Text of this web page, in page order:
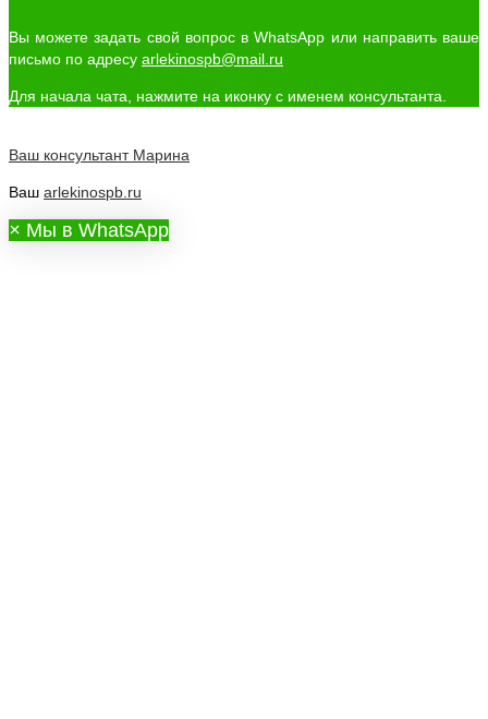
Вы можете задать свой вопрос в WhatsApp или направить ваше
письмо по адресу arlekinospb@mail.ru
Для начала чата, нажмите на иконку с именем консультанта.
Ваш консультант Марина
Ваш arlekinospb.ru
× Мы в WhatsApp